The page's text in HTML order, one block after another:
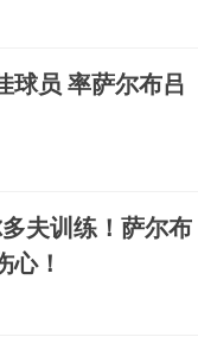
球员 率萨尔布吕
夫训练！萨尔布
心！